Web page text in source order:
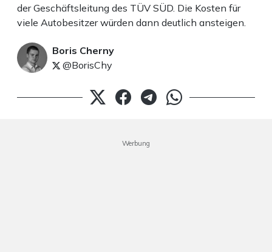
der Geschäftsleitung des TÜV SÜD. Die Kosten für
viele Autobesitzer würden dann deutlich ansteigen.
Boris Cherny
@BorisChy
Werbung